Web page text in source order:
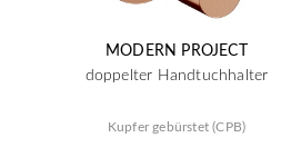
MODERN PROJECT
doppelter Handtuchhalter
Kupfer gebürstet (CPB)